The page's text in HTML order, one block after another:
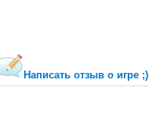
Написать отзыв о игре ;)